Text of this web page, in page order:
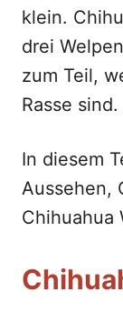
klein.
drei
zum Teil,
Rasse sind.
In diesem
Aussehen,
Chihuahua